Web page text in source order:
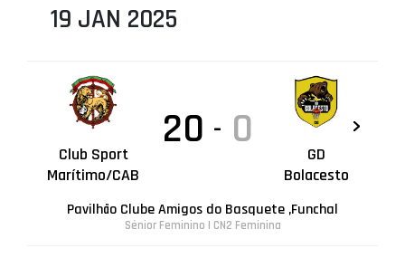
19 JAN 2025
Club Sport
Marítimo/CAB
20 - 0
GD
Bolacesto
Pavilhão Clube Amigos do Basquete ,Funchal
Sénior Feminino | CN2 Feminina